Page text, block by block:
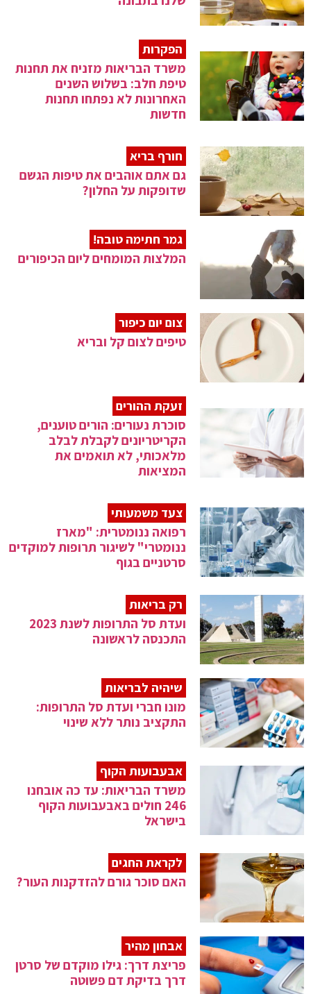
הפקרות
משרד הבריאות מזניח את תחנות
טיפת חלב: בשלוש השנים
האחרונות לא נפתחו תחנות
חדשות
חורף בריא
גם אתם אוהבים את טיפות הגשם
שדופקות על החלון?
גמר חתימה טובה!
המלצות המומחים ליום הכיפורים
צום יום כיפור
טיפים לצום קל ובריא
זעקת ההורים
סוכרת נעורים: הורים טוענים,
הקריטריונים לקבלת לבלב
מלאכותי, לא תואמים את
המציאות
צעד משמעותי
רפואה ננומטרית: "מארז
ננומטרי" לשיגור תרופות למוקדים
סרטניים בגוף
רק בריאות
ועדת סל התרופות לשנת 2023
התכנסה לראשונה
שיהיה לבריאות
מונו חברי ועדת סל התרופות:
התקציב נותר ללא שינוי
אבעבועות הקוף
משרד הבריאות: עד כה אובחנו
246 חולים באבעבועות הקוף
בישראל
לקראת החגים
האם סוכר גורם להזדקנות העור?
אבחון מהיר
פריצת דרך: גילו מוקדם של סרטן
דרך בדיקת דם פשוטה